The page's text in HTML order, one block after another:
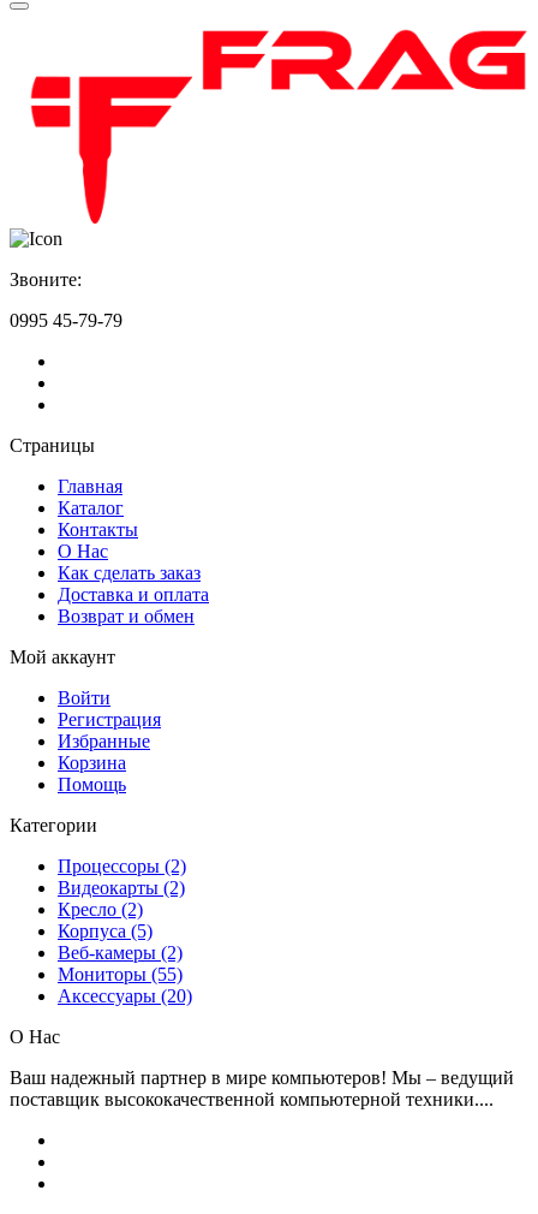
Звоните:
0995 45-79-79
Страницы
Главная
Каталог
Контакты
О Нас
Как сделать заказ
Доставка и оплата
Возврат и обмен
Мой аккаунт
Войти
Регистрация
Избранные
Корзина
Помощь
Категории
Процессоры (2)
Видеокарты (2)
Кресло (2)
Корпуса (5)
Веб-камеры (2)
Мониторы (55)
Аксессуары (20)
О Нас
Ваш надежный партнер в мире компьютеров! Мы – ведущий
поставщик высококачественной компьютерной техники....